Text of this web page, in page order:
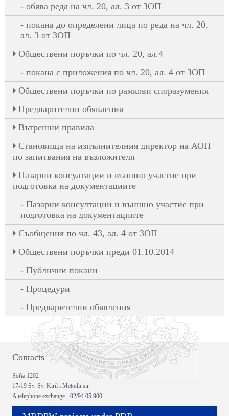
обява реда на чл. 20, ал. 3 от ЗОП
покана до определени лица по реда на чл. 20,
ал. 3 от ЗОП
Oбществени поръчки по чл. 20, ал.4
покана с приложения по чл. 20, ал. 4 от ЗОП
Обществени поръчки по рамкови споразумения
Предварителни обявления
Вътрешни правила
Становища на изпълнителния директор на АОП
по запитвания на възложителя
Пазарни консултации и външно участие при
подготовка на документациите
Пазарни консултации и външно участие при
подготовка на документациите
Съобщения по чл. 43, ал. 4 от ЗОП
Обществени поръчки преди 01.10.2014
Публични покани
Процедури
Предварителни обявления
Contacts
Sofia 1202
17-19 Sv. Sv. Kiril i Metodii str.
A telephone exchange - 02/94 05 900